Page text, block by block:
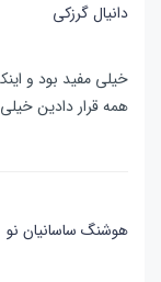
دانیال گرزکی
خیلی مفید بود و
همه قرار دادین
هوشنگ ساسانیان نو